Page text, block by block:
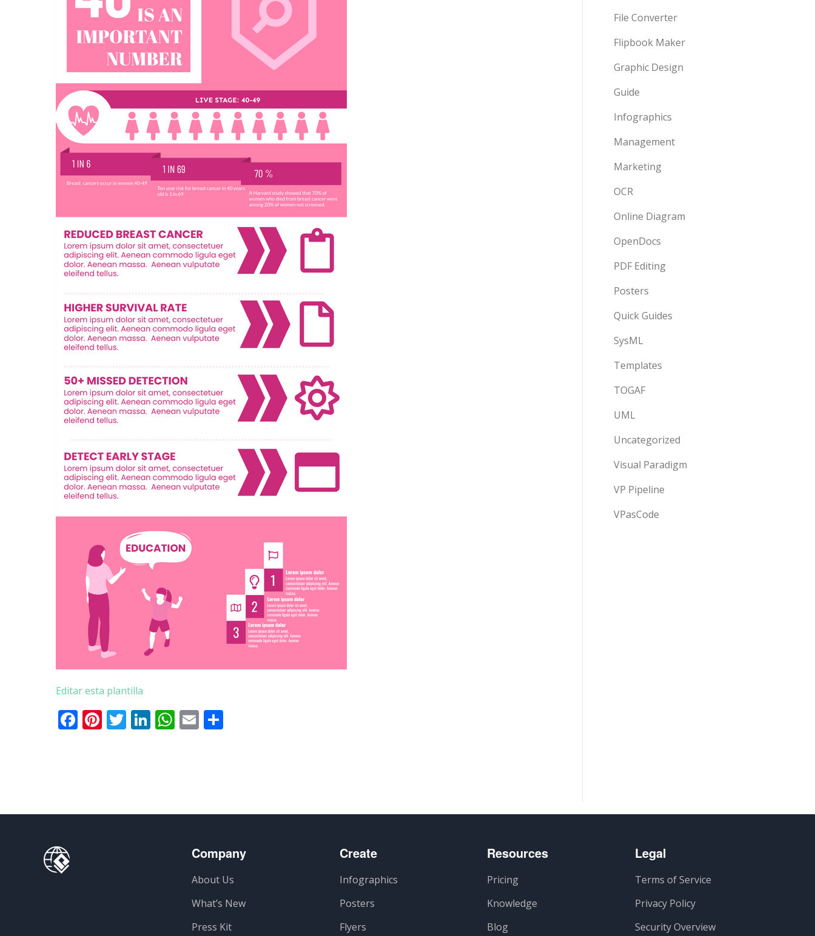
Editar esta plantilla
Facebook
Pinterest
Twitter
LinkedIn
WhatsApp
Email
File Converter
Flipbook Maker
Graphic Design
Guide
Infographics
Management
Marketing
OCR
Online Diagram
OpenDocs
PDF Editing
Posters
Quick Guides
SysML
Templates
TOGAF
UML
Uncategorized
Visual Paradigm
VP Pipeline
VPasCode
Company
About Us
What’s New
Press Kit
Create
Infographics
Posters
Flyers
Resources
Pricing
Knowledge
Blog
Legal
Terms of Service
Privacy Policy
Security Overview